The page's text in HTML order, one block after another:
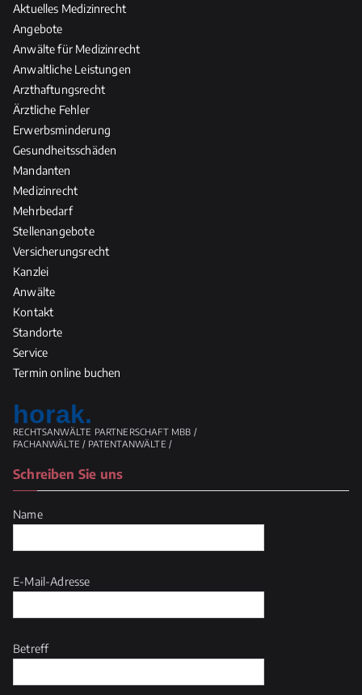
Aktuelles Medizinrecht
Angebote
Anwälte für Medizinrecht
Anwaltliche Leistungen
Arzthaftungsrecht
Ärztliche Fehler
Erwerbsminderung
Gesundheitsschäden
Mandanten
Medizinrecht
Mehrbedarf
Stellenangebote
Versicherungsrecht
Kanzlei
Anwälte
Kontakt
Standorte
Service
Termin online buchen
horak.
RECHTSANWÄLTE PARTNERSCHAFT MBB /
FACHANWÄLTE / PATENTANWÄLTE /
Schreiben Sie uns
Name
E-Mail-Adresse
Betreff